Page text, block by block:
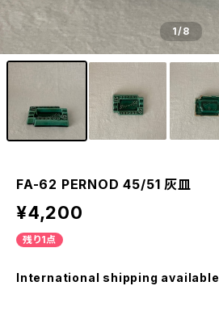
1/8
FA-62 PERNOD 45/51 灰皿
¥4,200
残り1点
International shipping available